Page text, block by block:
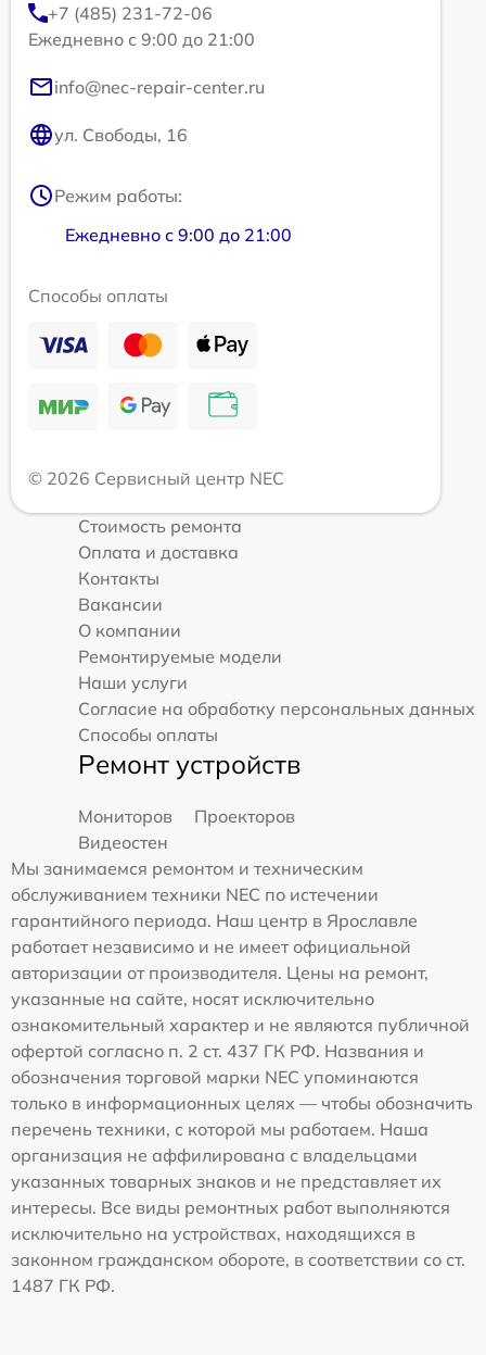
+7 (485) 231-72-06
Ежедневно с 9:00 до 21:00
info@nec-repair-center.ru
ул. Свободы, 16
Режим работы:
Ежедневно с 9:00 до 21:00
Способы оплаты
© 2026 Сервисный центр NEC
Стоимость ремонта
Оплата и доставка
Контакты
Вакансии
О компании
Ремонтируемые модели
Наши услуги
Согласие на обработку персональных данных
Способы оплаты
Ремонт устройств
Мониторов
Проекторов
Видеостен
Мы занимаемся ремонтом и техническим
обслуживанием техники NEC по истечении
гарантийного периода. Наш центр в Ярославле
работает независимо и не имеет официальной
авторизации от производителя. Цены на ремонт,
указанные на сайте, носят исключительно
ознакомительный характер и не являются публичной
офертой согласно п. 2 ст. 437 ГК РФ. Названия и
обозначения торговой марки NEC упоминаются
только в информационных целях — чтобы обозначить
перечень техники, с которой мы работаем. Наша
организация не аффилирована с владельцами
указанных товарных знаков и не представляет их
интересы. Все виды ремонтных работ выполняются
исключительно на устройствах, находящихся в
законном гражданском обороте, в соответствии со ст.
1487 ГК РФ.